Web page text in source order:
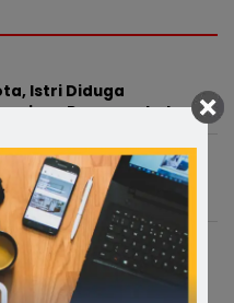
Istri Diduga
Penggerebekan
Sabu, Dua Terduga
Berada di Prancis
Tetap Dipantau